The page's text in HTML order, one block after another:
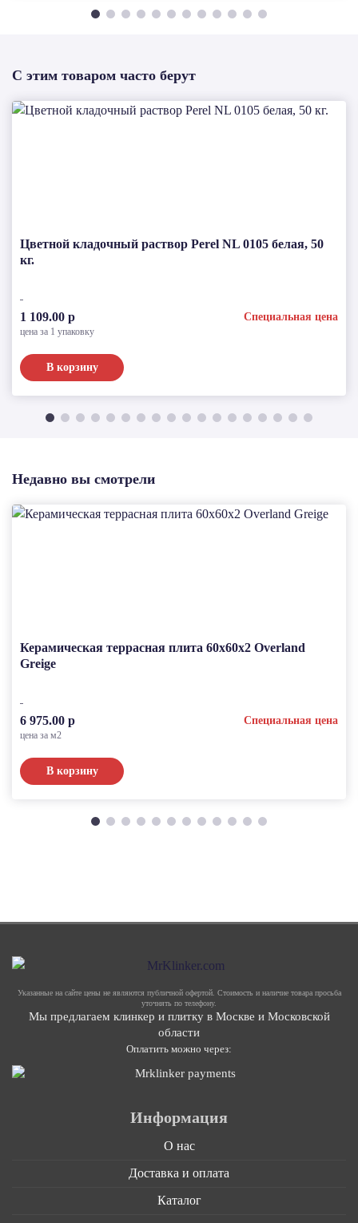
С этим товаром часто берут
Цветной кладочный раствор Perel NL 0105 белая, 50
кг.
1 109.00 р Специальная цена
цена за 1 упаковку
В корзину
Недавно вы смотрели
Керамическая террасная плита 60x60x2 Overland
Greige
6 975.00 р Специальная цена
цена за м2
В корзину
Указанные на сайте цены не являются публичной офертой. Стоимость и наличие товара просьба
уточнять по телефону.
Мы предлагаем клинкер и плитку в Москве и Московской
области
Оплатить можно через:
Информация
О нас
Доставка и оплата
Каталог